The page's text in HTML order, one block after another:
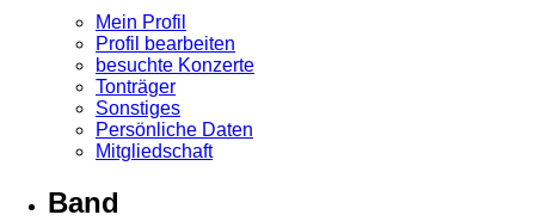
Mein Profil
Profil bearbeiten
besuchte Konzerte
Tonträger
Sonstiges
Persönliche Daten
Mitgliedschaft
Band